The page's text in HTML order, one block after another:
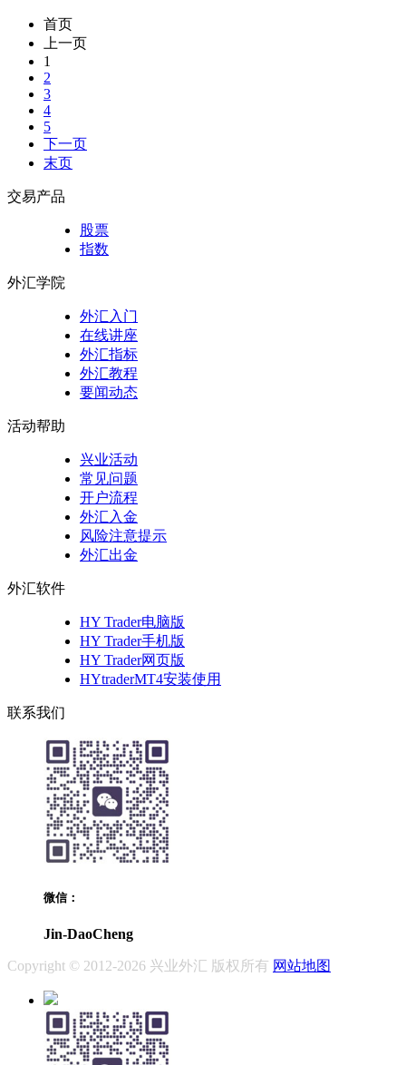
首页
上一页
1
2
3
4
5
下一页
末页
交易产品
股票
指数
外汇学院
外汇入门
在线讲座
外汇指标
外汇教程
要闻动态
活动帮助
兴业活动
常见问题
开户流程
外汇入金
风险注意提示
外汇出金
外汇软件
HY Trader电脑版
HY Trader手机版
HY Trader网页版
HYtraderMT4安装使用
联系我们
微信：
Jin-DaoCheng
Copyright © 2012-2026 兴业外汇 版权所有 网站地图